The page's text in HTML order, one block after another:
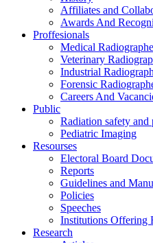
Affiliates and
Awards And
Proffesionals
Medical
Veterinary
Industrial
Forensic
Careers And
Public
Radiation safety and
Pediatric Imaging
Resourses
Electoral Board
Reports
Guidelines and
Policies
Speeches
Institutions Offering
Research